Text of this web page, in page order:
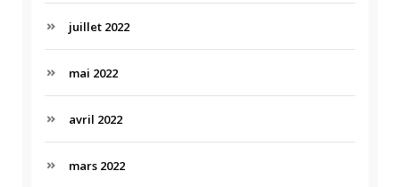
juillet 2022
mai 2022
avril 2022
mars 2022